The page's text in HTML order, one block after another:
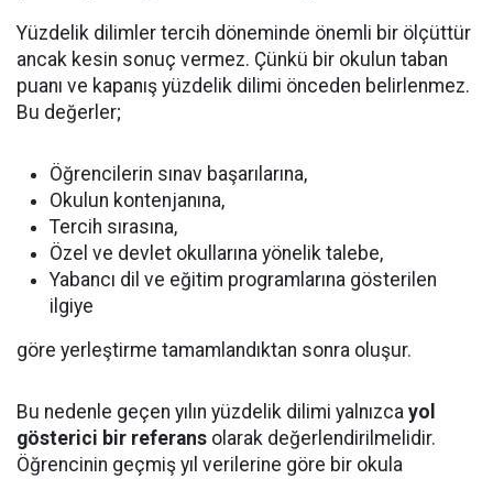
Yüzdelik dilimler tercih döneminde önemli bir ölçüttür
ancak kesin sonuç vermez. Çünkü bir okulun taban
puanı ve kapanış yüzdelik dilimi önceden belirlenmez.
Bu değerler;
Öğrencilerin sınav başarılarına,
Okulun kontenjanına,
Tercih sırasına,
Özel ve devlet okullarına yönelik talebe,
Yabancı dil ve eğitim programlarına gösterilen
ilgiye
göre yerleştirme tamamlandıktan sonra oluşur.
Bu nedenle geçen yılın yüzdelik dilimi yalnızca yol
gösterici bir referans olarak değerlendirilmelidir.
Öğrencinin geçmiş yıl verilerine göre bir okula